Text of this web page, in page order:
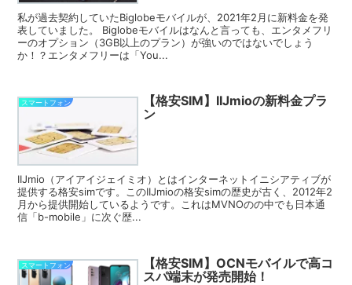
私が過去契約していたBiglobeモバイルが、2021年2月に新料金を発
表していました。 Biglobeモバイルはなんと言っても、エンタメフリ
ーのオプション（3GB以上のプラン）が強いのではないでしょう
か！？エンタメフリーは「You...
スマートフォン
【格安SIM】IIJmioの新料金プラ
ン
IIJmio（アイアイジェイミオ）とはインターネットイニシアティブが
提供する格安simです。このIIJmioの格安simの歴史が古く、2012年2
月から提供開始しているようです。これはMVNOのの中でも日本通
信「b-mobile」に次ぐ歴...
スマートフォン
【格安SIM】OCNモバイルで高コ
スパ端末が発売開始！